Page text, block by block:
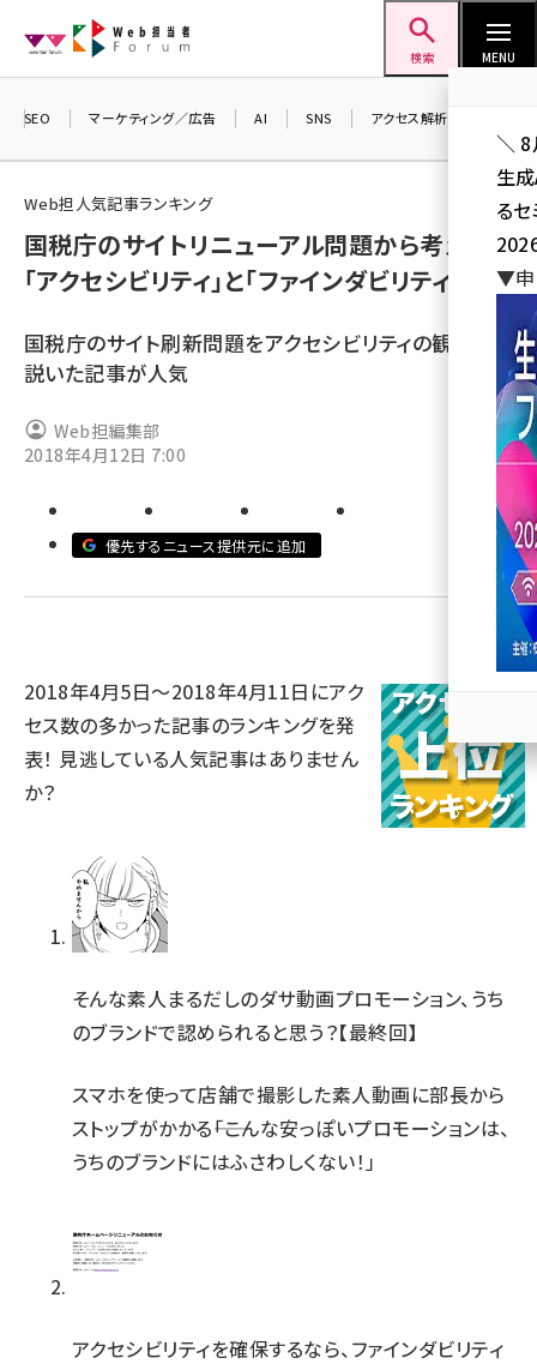
ン
検索 MENU
seo (3526)
youtube (2434)
セミナー (2307)
meo (1275)
SEO マーケティング／広告 AI SNS アクセス解析／データ分析
Web担人気記事ランキング
国税庁のサイトリニューアル問題から考える
「アクセシビリティ」と「ファインダビリティ」
国税庁のサイト刷新問題をアクセシビリティの観点から
説いた記事が人気
Web担編集部
2018年4月12日 7:00
優先するニュース提供元に追加
2018年4月5日～2018年4月11日にアク
セス数の多かった記事のランキングを発
表！ 見逃している人気記事はありません
か？
そんな素人まるだしのダサ動画プロモーション、うち
のブランドで認められると思う？【最終回】
スマホを使って店舗で撮影した素人動画に部長から
ストップがかかる――「こんな安っぽいプロモーションは、
うちのブランドにはふさわしくない！」
アクセシビリティを確保するなら、ファインダビリティ
＼ 8
生
る
▼申